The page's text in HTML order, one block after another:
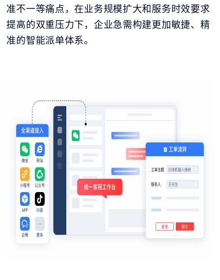
准不一等痛点，在业务规模扩大和服务时效要求
提高的双重压力下，企业急需构建更加敏捷、精
准的智能派单体系。